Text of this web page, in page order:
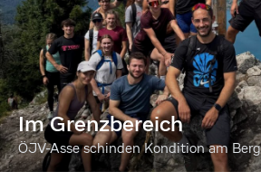
Im Grenzbereich
ÖJV-Asse schinden Kondition am Berg